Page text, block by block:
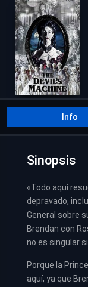
Info
Sinopsis
«Todo aquí
depravado,
General sobre
Brendan con
no es singular
Porque la
aquí, ya que